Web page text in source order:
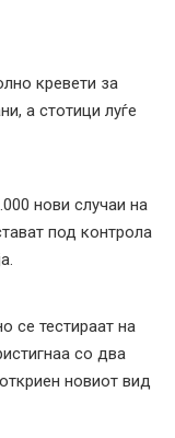
кревети за
а стотици луѓе
нови случаи на
под контрола
се тестираат на
со два
новиот вид